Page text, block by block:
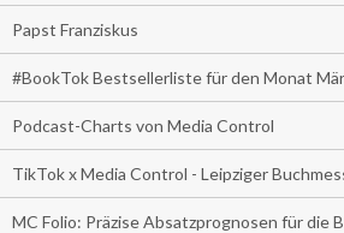
Papst Franziskus
#BookTok Bestsellerliste für den Monat
Podcast-Charts von Media Control
TikTok x Media Control - Leipziger
MC Folio: Präzise Absatzprognosen für die